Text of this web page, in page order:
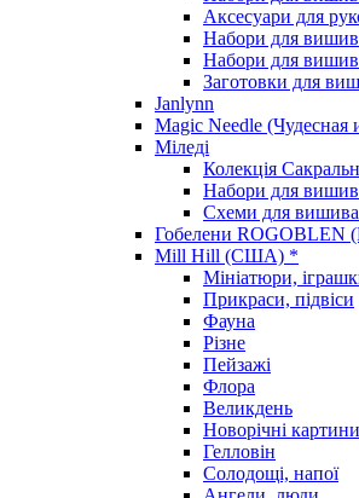
Аксесуари для
Набори для
Набори для
Заготовки для
Janlynn
Magic Needle
Міледі
Колекція
Набори для
Схеми для
Гобелени ROGOBLEN
Mill Hill (США) *
Мініатюри,
Прикраси, підвіси
Фауна
Різне
Пейзажі
Флора
Великдень
Новорічні картини
Гелловін
Солодощі, напої